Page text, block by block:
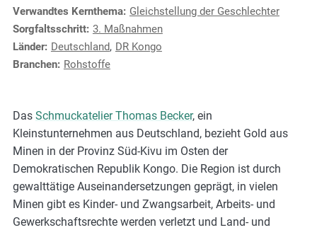
s
,
c
a
s
t
u
d
i
e
s
Verwandtes Kernthema: Gleichstellung der Geschlechter
Sorgfaltsschritt: 3. Maßnahmen
Länder: Deutschland, DR Kongo
Branchen: Rohstoffe
Das Schmuckatelier Thomas Becker, ein
Kleinstunternehmen aus Deutschland, bezieht Gold aus
Minen in der Provinz Süd-Kivu im Osten der
Demokratischen Republik Kongo. Die Region ist durch
gewalttätige Auseinandersetzungen geprägt, in vielen
Minen gibt es Kinder- und Zwangsarbeit, Arbeits- und
Gewerkschaftsrechte werden verletzt und Land- und